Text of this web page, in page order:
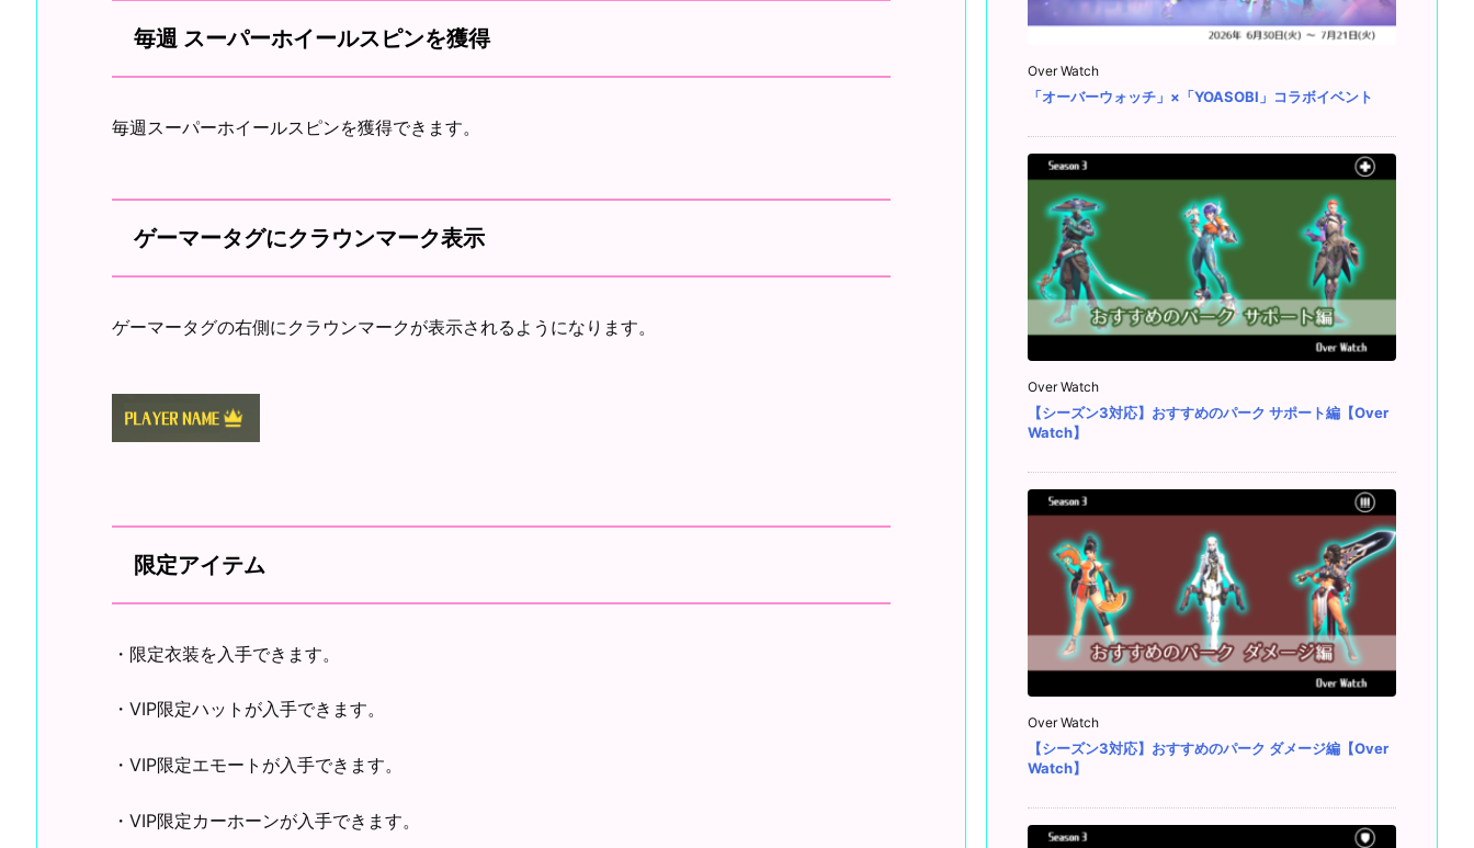
毎週 スーパーホイールスピンを獲得
毎週スーパーホイールスピンを獲得できます。
ゲーマータグにクラウンマーク表示
ゲーマータグの右側にクラウンマークが表示されるようになります。
限定アイテム
・限定衣装を入手できます。
・VIP限定ハットが入手できます。
・VIP限定エモートが入手できます。
・VIP限定カーホーンが入手できます。
Over Watch
「オーバーウォッチ」×「YOASOBI」コラボイベント
Over Watch
【シーズン3対応】おすすめのパーク サポート編【Over
Watch】
Over Watch
【シーズン3対応】おすすめのパーク ダメージ編【Over
Watch】